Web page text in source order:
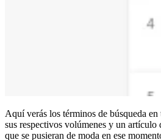
Aquí verás los términos de búsqueda
sus respectivos volúmenes y un
que se pusieran de moda en ese